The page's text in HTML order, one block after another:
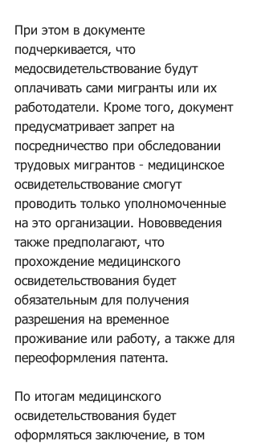
При этом в документе
подчеркивается, что
медосвидетельствование будут
оплачивать сами мигранты или их
работодатели. Кроме того, документ
предусматривает запрет на
посредничество при обследовании
трудовых мигрантов - медицинское
освидетельствование смогут
проводить только уполномоченные
на это организации. Нововведения
также предполагают, что
прохождение медицинского
освидетельствования будет
обязательным для получения
разрешения на временное
проживание или работу, а также для
переоформления патента.
По итогам медицинского
освидетельствования будет
оформляться заключение, в том